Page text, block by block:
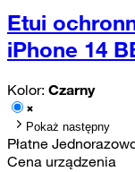
Etui
iPhone 14
Kolor: Czarny
Pokaż następny
Płatne
Cena urządzenia